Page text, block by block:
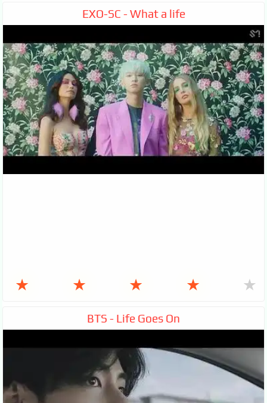
EXO-SC - What a life
★ ★ ★ ★ ★
BTS - Life Goes On